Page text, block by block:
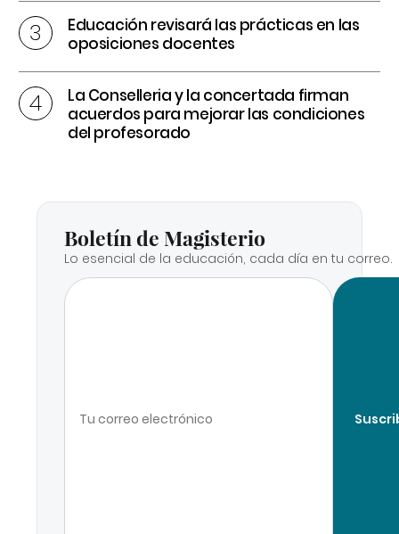
Educación revisará las prácticas en las
oposiciones docentes
La Conselleria y la concertada firman
acuerdos para mejorar las condiciones
del profesorado
Boletín de Magisterio
Lo esencial de la educación, cada día en tu correo.